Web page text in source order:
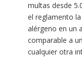
multas desde
el reglamento
alérgeno en un
comparable a
cualquier otra